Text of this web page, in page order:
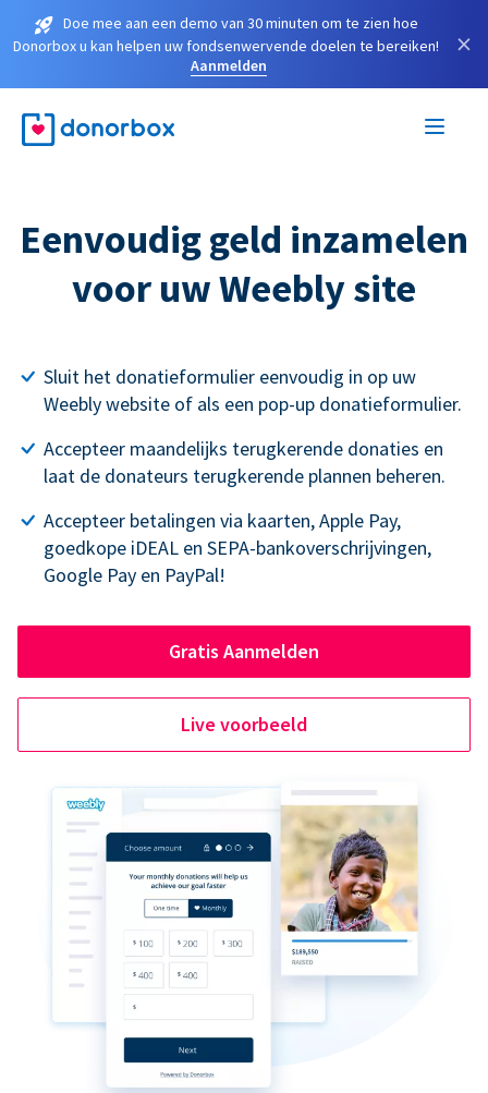
Doe mee aan een demo van 30 minuten om te zien hoe
Donorbox u kan helpen uw fondsenwervende doelen te bereiken!
Aanmelden
×
Eenvoudig geld inzamelen
voor uw Weebly site
Sluit het donatieformulier eenvoudig in op uw
Weebly website of als een pop-up donatieformulier.
Accepteer maandelijks terugkerende donaties en
laat de donateurs terugkerende plannen beheren.
Accepteer betalingen via kaarten, Apple Pay,
goedkope iDEAL en SEPA-bankoverschrijvingen,
Google Pay en PayPal!
Gratis Aanmelden
Live voorbeeld